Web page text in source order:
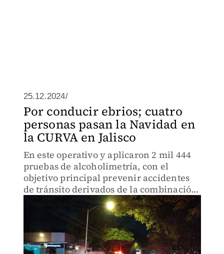
25.12.2024/
Por conducir ebrios; cuatro
personas pasan la Navidad en
la CURVA en Jalisco
En este operativo y aplicaron 2 mil 444
pruebas de alcoholimetría, con el
objetivo principal prevenir accidentes
de tránsito derivados de la combinación
de alcohol y volante